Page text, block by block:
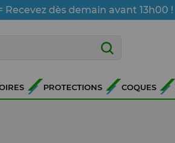
dès demain avant 13h00 !
PROTECTIONS COQUES